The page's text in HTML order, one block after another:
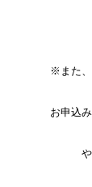
※また、
お申込